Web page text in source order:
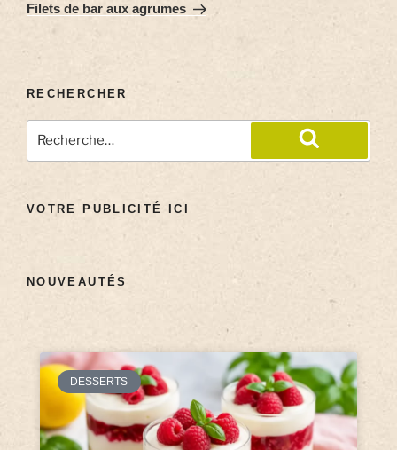
Filets de bar aux agrumes
RECHERCHER
VOTRE PUBLICITÉ ICI
NOUVEAUTÉS
DESSERTS